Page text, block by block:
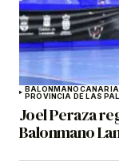
BALONMANO
PROVINCIA DE LAS
Joel Peraza
Balonmano